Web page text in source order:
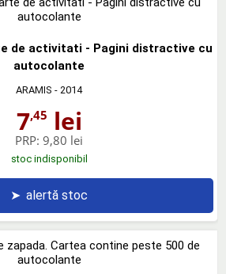
de activitati - Pagini distractive cu
autocolante
ARAMIS - 2014
7,45 lei
PRP: 9,80 lei
stoc indisponibil
➤ alertă stoc